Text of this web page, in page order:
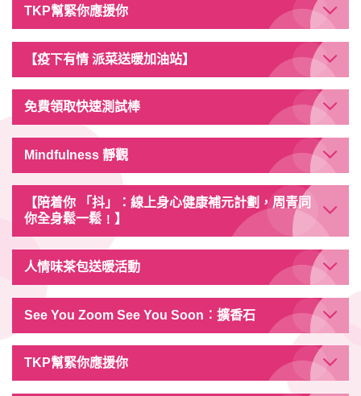
TKP幫緊你應援你
【疫下有情 派菜送暖加油站】
免費領取快速測試棒
Mindfulness 靜觀
【陪着你 「抖」：線上身心健康補元計劃，周青同
你全身鬆一鬆﹗】
人情味茶包送暖活動
See You Zoom See You Soon︰擴香石
TKP幫緊你應援你